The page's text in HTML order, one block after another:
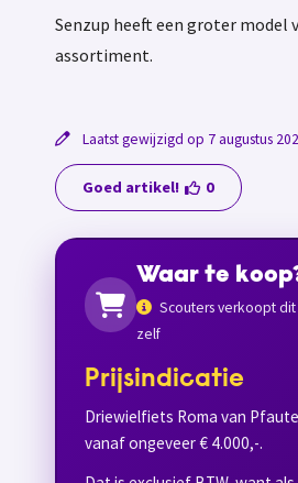
Senzup heeft een groter model
assortiment.
Laatst gewijzigd op 7 augustus
Goed artikel! 0
Waar te
Scouters verkoopt
zelf
Prijsindicatie
Driewielfiets Roma van
vanaf ongeveer € 4.000,-.